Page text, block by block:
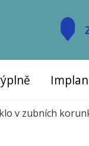
v zubních